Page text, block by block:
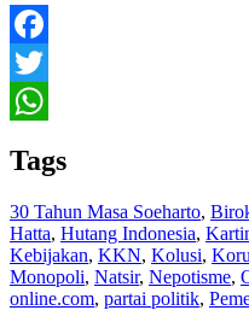
Facebook
Twitter
Tags
30 Tahun Masa Soeharto,
Hatta, Hutang Indonesia,
Kebijakan, KKN, Kolusi,
Monopoli, Natsir, Nepotisme,
online.com, partai politik,